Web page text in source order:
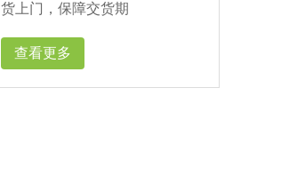
货上门，保障交货期
查看更多